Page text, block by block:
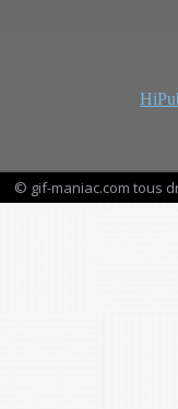
© gif-maniac.com tous